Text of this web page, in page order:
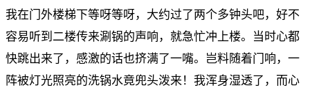
我在门外楼梯下等呀等呀，大约过了两个多钟头吧，好不
容易听到二楼传来涮锅的声响，就急忙冲上楼。当时心都
快跳出来了，感激的话也挤满了一嘴。岂料随着门响，一
阵被灯光照亮的洗锅水竟兜头泼来！我浑身湿透了，而心